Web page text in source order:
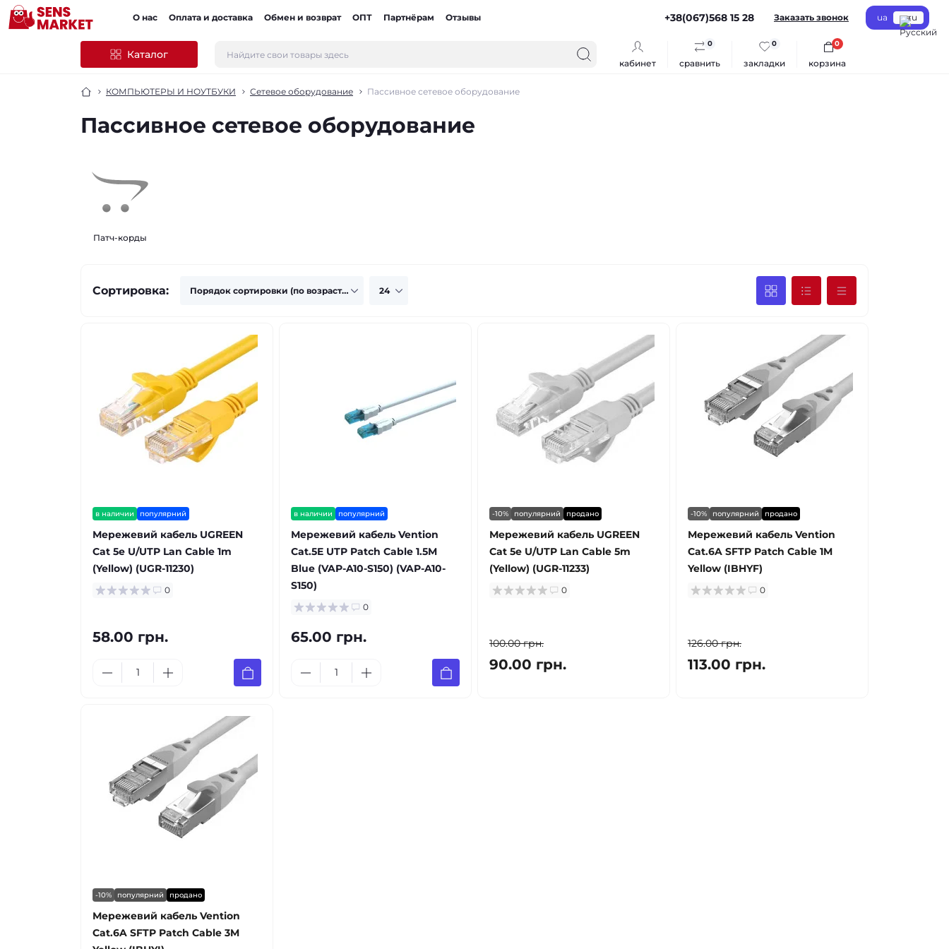
О нас Оплата и доставка Обмен и возврат ОПТ Партнёрам Отзывы +38(067)568 15 28 Заказать звонок ua ru
Каталог
кабинет сравнить
0
закладки
0
корзина
0
КОМПЬЮТЕРЫ И НОУТБУКИ Сетевое оборудование Пассивное сетевое оборудование
Пассивное сетевое оборудование
Патч-корды
Сортировка:
в наличии популярний
Мережевий кабель UGREEN
Cat 5e U/UTP Lan Cable 1m
(Yellow) (UGR-11230)
0
58.00 грн.
в наличии популярний
Мережевий кабель Vention
Cat.5E UTP Patch Cable 1.5M
Blue (VAP-A10-S150) (VAP-A10-
S150)
0
65.00 грн.
-10% популярний продано
Мережевий кабель UGREEN
Cat 5e U/UTP Lan Cable 5m
(Yellow) (UGR-11233)
0
100.00 грн.
90.00 грн.
-10% популярний продано
Мережевий кабель Vention
Cat.6A SFTP Patch Cable 1M
Yellow (IBHYF)
0
126.00 грн.
113.00 грн.
-10% популярний продано
Мережевий кабель Vention
Cat.6A SFTP Patch Cable 3M